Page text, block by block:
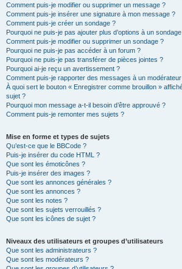
Comment puis-je modifier ou supprimer un message ?
Comment puis-je insérer une signature à mon message ?
Comment puis-je créer un sondage ?
Pourquoi ne puis-je pas ajouter plus d’options à un
Comment puis-je modifier ou supprimer un sondage ?
Pourquoi ne puis-je pas accéder à un forum ?
Pourquoi ne puis-je pas transférer de pièces jointes ?
Pourquoi ai-je reçu un avertissement ?
Comment puis-je rapporter des messages à un
À quoi sert le bouton « Enregistrer comme brouillon »
sujet ?
Pourquoi mon message a-t-il besoin d’être approuvé ?
Comment puis-je remonter mes sujets ?
Mise en forme et types de sujets
Qu’est-ce que le BBCode ?
Puis-je insérer du code HTML ?
Que sont les émoticônes ?
Puis-je insérer des images ?
Que sont les annonces générales ?
Que sont les annonces ?
Que sont les notes ?
Que sont les sujets verrouillés ?
Que sont les icônes de sujet ?
Niveaux des utilisateurs et groupes d’utilisateurs
Que sont les administrateurs ?
Que sont les modérateurs ?